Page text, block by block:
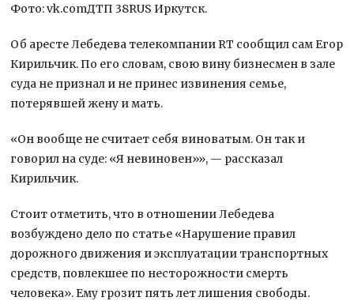
Фото: vk.comДТП 38RUS Иркутск.
Об аресте Лебедева телекомпании RT сообщил сам Егор
Кирильчик. По его словам, свою вину бизнесмен в зале
суда не признал и не принес извинения семье,
потерявшей жену и мать.
«Он вообще не считает себя виноватым. Он так и
говорил на суде: «Я невиновен»», — рассказал
Кирильчик.
Стоит отметить, что в отношении Лебедева
возбуждено дело по статье «Нарушение правил
дорожного движения и эксплуатации транспортных
средств, повлекшее по несторожности смерть
человека». Ему грозит пять лет лишения свободы.